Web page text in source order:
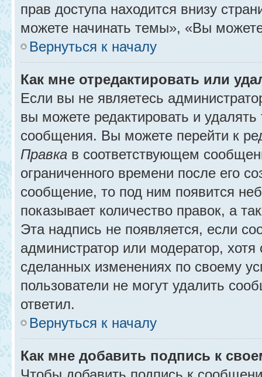
прав доступа находится внизу
можете начинать темы», «Вы
Вернуться к началу
Как мне отредактировать или
Если вы не являетесь
вы можете редактировать и
сообщения. Вы можете перейти к
Правка в соответствующем
ограниченного времени после его
сообщение, то под ним появится
показывает количество правок, а
Эта надпись не появляется, если
администратор или модератор,
сделанных изменениях по своему
пользователи не могут удалить
ответил.
Вернуться к началу
Как мне добавить подпись к